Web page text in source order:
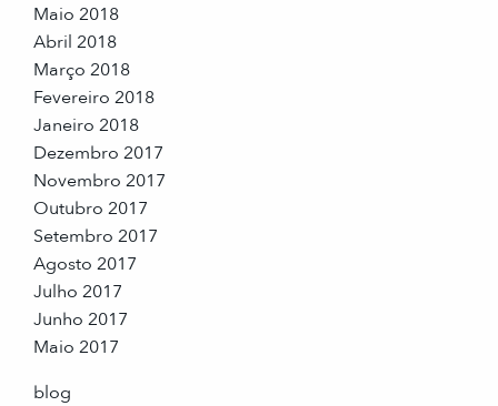
Maio 2018
Abril 2018
Março 2018
Fevereiro 2018
Janeiro 2018
Dezembro 2017
Novembro 2017
Outubro 2017
Setembro 2017
Agosto 2017
Julho 2017
Junho 2017
Maio 2017
blog